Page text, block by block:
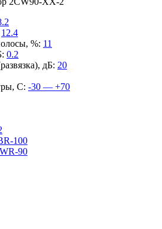
12.4
%: 11
: 0.2
дБ: 20
С: -30 — +70
100
WR-90